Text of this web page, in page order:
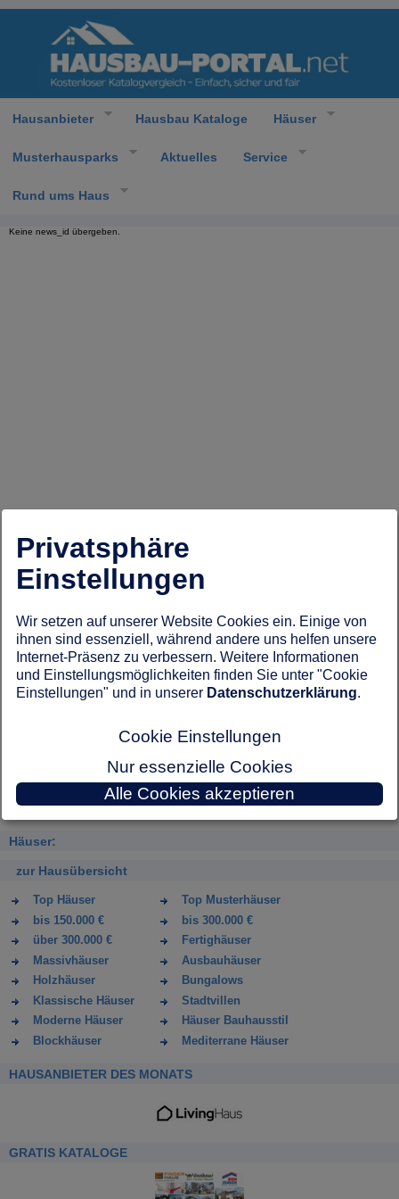
Hausanbieter Hausbau Kataloge Häuser
Musterhausparks Aktuelles Service
Rund ums Haus
Keine news_id übergeben.
Häuser:
zur Hausübersicht
Top Häuser
Top Musterhäuser
bis 150.000 €
bis 300.000 €
über 300.000 €
Fertighäuser
Massivhäuser
Ausbauhäuser
Holzhäuser
Bungalows
Klassische Häuser
Stadtvillen
Moderne Häuser
Häuser Bauhausstil
Blockhäuser
Mediterrane Häuser
HAUSANBIETER DES MONATS
GRATIS KATALOGE
Privatsphäre
Einstellungen
Wir setzen auf unserer Website Cookies ein. Einige von
ihnen sind essenziell, während andere uns helfen unsere
Internet-Präsenz zu verbessern. Weitere Informationen
und Einstellungsmöglichkeiten finden Sie unter "Cookie
Einstellungen" und in unserer Datenschutzerklärung.
Cookie Einstellungen
Nur essenzielle Cookies
Alle Cookies akzeptieren